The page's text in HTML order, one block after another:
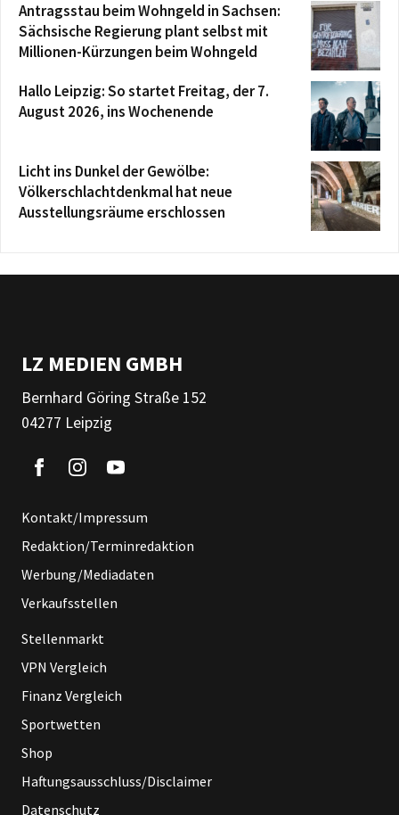
Antragsstau beim Wohngeld in Sachsen:
Sächsische Regierung plant selbst mit
Millionen-Kürzungen beim Wohngeld
Hallo Leipzig: So startet Freitag, der 7.
August 2026, ins Wochenende
Licht ins Dunkel der Gewölbe:
Völkerschlachtdenkmal hat neue
Ausstellungsräume erschlossen
LZ MEDIEN GMBH
Bernhard Göring Straße 152
04277 Leipzig
Kontakt/Impressum
Redaktion/Terminredaktion
Werbung/Mediadaten
Verkaufsstellen
Stellenmarkt
VPN Vergleich
Finanz Vergleich
Sportwetten
Shop
Haftungsausschluss/Disclaimer
Datenschutz